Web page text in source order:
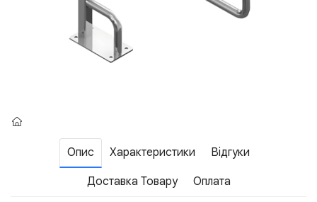
Опис Характеристики Відгуки
Доставка Товару Оплата